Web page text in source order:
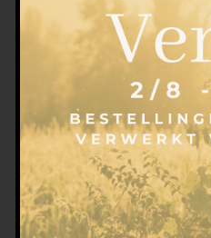
technologieën zoals cookies om
slaan en/of te openen.
ons en onze partners in staat om
surfgedrag of unieke ID's op deze
gepersonaliseerde en niet-
Als u geen toestemming geeft of
hebben op bepaalde functies.
Klik hieronder om in te stemmen
specifieke keuzes te maken. Je
toegepast op deze site. Je kunt je
inclusief het intrekken van je
van de knoppen op het
'Toestemming beheren' onderaan